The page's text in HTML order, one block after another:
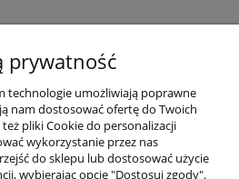
Moje konto
i dostawa
prywatność
technologie umożliwiają poprawne
nam dostosować ofertę do Twoich
pliki Cookie do personalizacji
wykorzystanie przez nas
do sklepu lub dostosować użycie
wybierając opcję "Dostosuj zgody".